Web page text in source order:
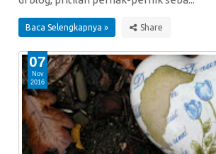
Baca Selengkapnya »
07
Nov
2016